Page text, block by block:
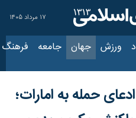
۱۷ مرداد ۱۴۰۵
ورزش جهان جامعه فرهنگ
ادعای حمله به امارات؛